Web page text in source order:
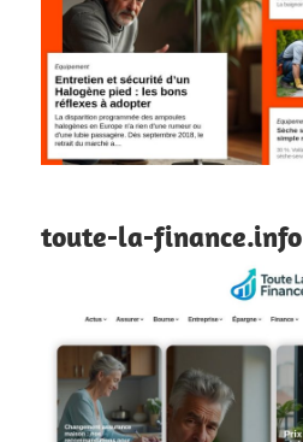
toute-la-finance.info